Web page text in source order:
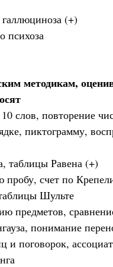
галлюциноза (+)
психоза
методикам,
слов, повторение
пиктограмму,
таблицы Равена (+)
пробу, счет по
Шульте
предметов,
понимание
и поговорок,